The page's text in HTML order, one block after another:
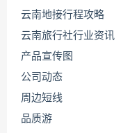
云南地接行程攻略
云南旅行社行业资讯
产品宣传图
公司动态
周边短线
品质游